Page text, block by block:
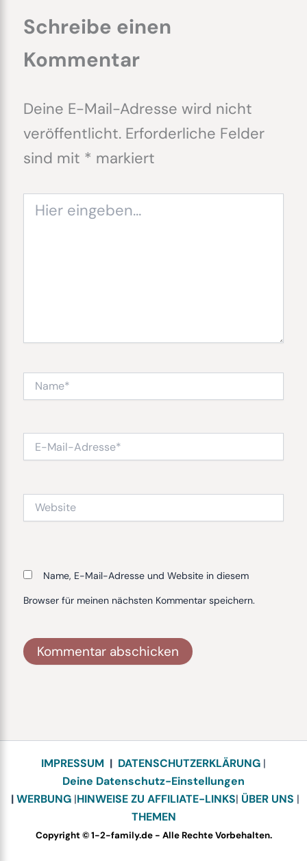
Schreibe einen
Kommentar
Deine E-Mail-Adresse wird nicht
veröffentlicht. Erforderliche Felder
sind mit * markiert
eingeben…
Mail-
Name, E-Mail-Adresse und Website in diesem
Browser für meinen nächsten Kommentar speichern.
IMPRESSUM | DATENSCHUTZERKLÄRUNG |
Deine Datenschutz-Einstellungen
|WERBUNG |HINWEISE ZU AFFILIATE-LINKS| ÜBER UNS |
THEMEN
Copyright © 1-2-family.de - Alle Rechte Vorbehalten.